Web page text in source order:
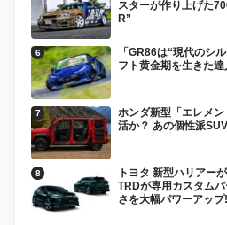
スターが作り上げた
R”
「GR86は“現代のシ
フト黄金期を生きた達
ホンダ新型「エレメ
活か？ あの個性派
トヨタ 新型ハリアー
TRDが専用カスタム
さを大幅パワーアップ!